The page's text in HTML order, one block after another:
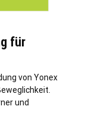
für
von Yonex
und